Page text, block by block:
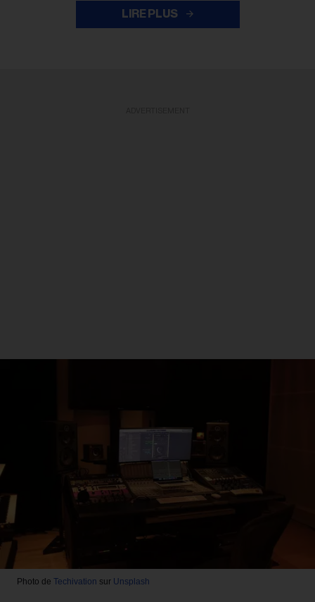
LIRE PLUS
Photo de Techivation sur Unsplash